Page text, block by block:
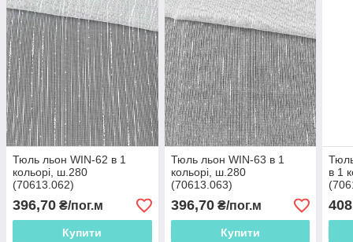
Тюль льон WIN-62 в 1
кольорі, ш.280
(70613.062)
396,70 ₴/пог.м
Купити
Тюль льон WIN-63 в 1
кольорі, ш.280
(70613.063)
396,70₴/пог.м
Купити
в 1